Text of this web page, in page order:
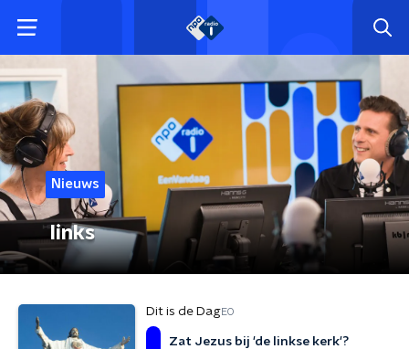
Nieuws
links
Dit is de DagEO
Zat Jezus bij 'de linkse kerk'?